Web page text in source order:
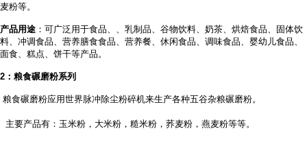
麦粉等。
产品用途 ：可广泛用于食品、 、乳制品、谷物饮料、奶茶、烘焙食品、固体饮
料、冲调食品、营养膳食食品、营养餐、休闲食品、调味食品、婴幼儿食品、
面食、糕点、饼干等产品。
2 ：粮食碾磨粉系列
粮食碾磨粉应用世界脉冲除尘粉碎机来生产各种五谷杂粮碾磨粉。
主要产品有：玉米粉，大米粉，糙米粉，荞麦粉，燕麦粉等等。